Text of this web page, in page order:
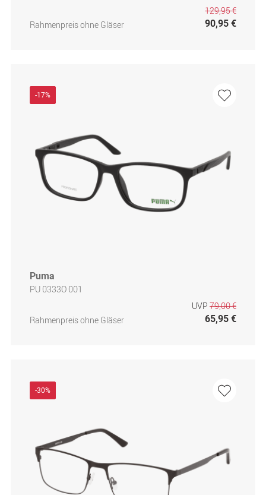
Rahmenpreis ohne Gläser
129,95 €
90,95 €
-17%
Puma
PU 0333O 001
Rahmenpreis ohne Gläser
UVP 79,00 €
65,95 €
-30%